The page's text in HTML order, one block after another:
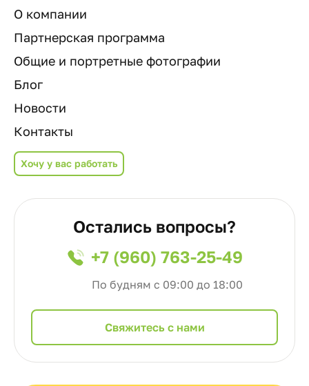
О компании
Партнерская программа
Общие и портретные фотографии
Блог
Новости
Контакты
Хочу у вас работать
Остались вопросы?
+7 (960) 763-25-49
По будням с 09:00 до 18:00
Cвяжитесь с нами